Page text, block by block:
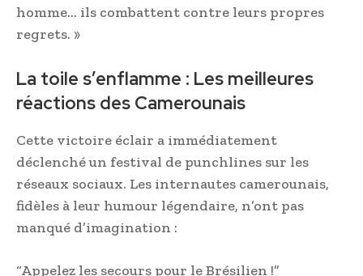
homme… ils combattent contre leurs propres
regrets. »
La toile s’enflamme : Les meilleures
réactions des Camerounais
Cette victoire éclair a immédiatement
déclenché un festival de punchlines sur les
réseaux sociaux. Les internautes camerounais,
fidèles à leur humour légendaire, n’ont pas
manqué d’imagination :
“Appelez les secours pour le Brésilien !”